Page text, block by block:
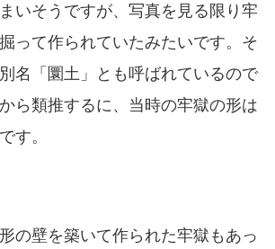
いそうですが、写真を見る限り牢
って作られていたみたいです。そ
名「圜土」とも呼ばれているので
ら類推するに、当時の牢獄の形は
す。
の壁を築いて作られた牢獄もあっ